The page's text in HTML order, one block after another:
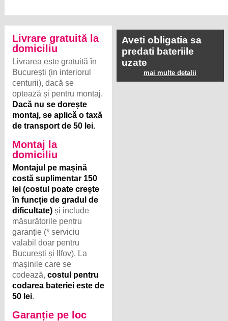
Livrare gratuită la
domiciliu
Livrarea este gratuită în
București (in interiorul
centurii), dacă se
optează și pentru montaj.
Dacă nu se dorește
montaj, se aplică o taxă
de transport de 50 lei.
Montaj la
domiciliu
Montajul pe mașină
costă suplimentar 150
lei (costul poate crește
în funcție de gradul de
dificultate) și include
măsurătorile pentru
garanție (* serviciu
valabil doar pentru
București și Ilfov). La
mașinile care se
codează,costul pentru
codarea bateriei este de
50 lei.
Garanție pe loc
Aveti obligatia sa
predati bateriile
uzate
mai multe detalii